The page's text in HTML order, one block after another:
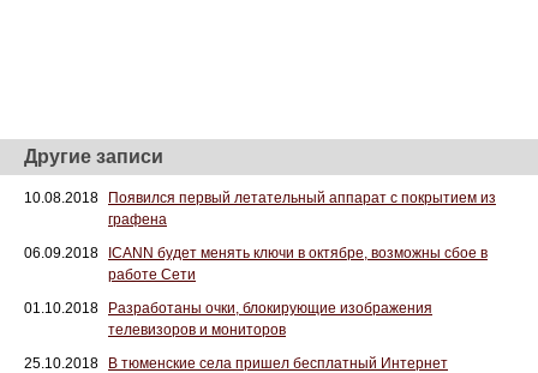
Другие записи
10.08.2018
Появился первый летательный аппарат с покрытием из
графена
06.09.2018
ICANN будет менять ключи в октябре, возможны сбое в
работе Сети
01.10.2018
Разработаны очки, блокирующие изображения
телевизоров и мониторов
25.10.2018
В тюменские села пришел бесплатный Интернет